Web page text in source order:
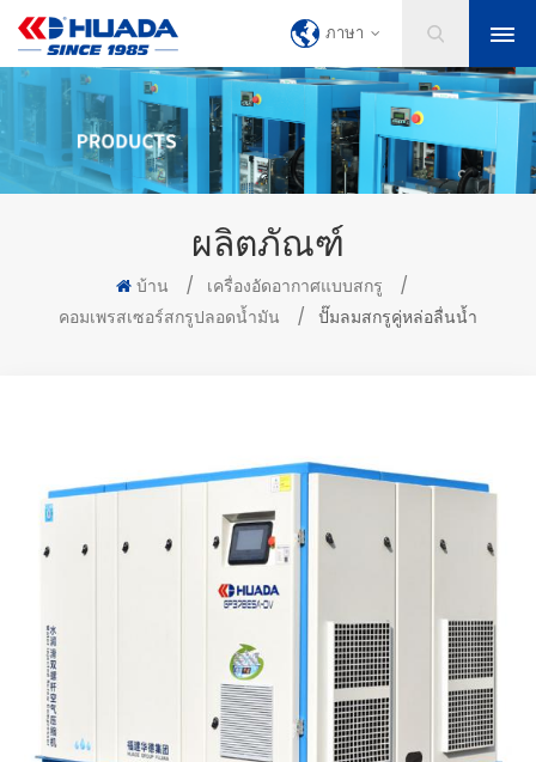
ภาษา
ผลิตภัณฑ์
บ้าน / เครื่องอัดอากาศแบบสกรู
/
คอมเพรสเซอร์สกรูปลอดน้ำมัน
/ ปั๊มลมสกรูคู่หล่อลื่นน้ำ